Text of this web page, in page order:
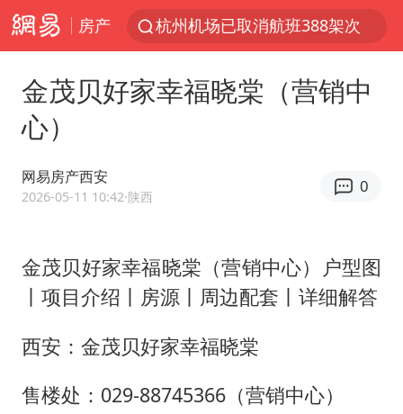
房产
杭州机场已取消航班388架次
中国籍豪华游艇富商之子在泰国被杀
《披荆斩棘2026》阵容官宣
国足U17与阿森纳决赛取消 并列冠军
上门女婿出轨女邻居多年被判重婚罪
2025年小学教师减少13.19万
金茂贝好家幸福晓棠（营销中
心）
网易房产西安
2026-05-11 10:42·陕西
0
金茂贝好家幸福晓棠（营销中心）户型图
丨项目介绍丨房源丨周边配套丨详细解答
西安：金茂贝好家幸福晓棠
售楼处：029-88745366（营销中心）